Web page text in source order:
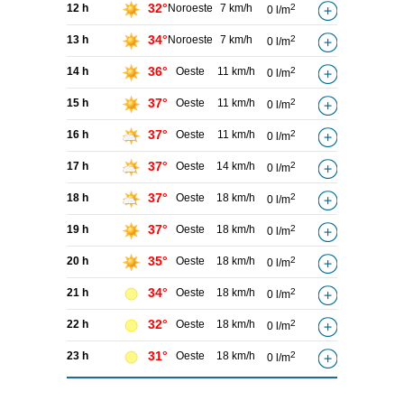
12 h 32° Noroeste 7 km/h 0 l/m2
13 h 34° Noroeste 7 km/h 0 l/m2
14 h 36° Oeste 11 km/h 0 l/m2
15 h 37° Oeste 11 km/h 0 l/m2
16 h 37° Oeste 11 km/h 0 l/m2
17 h 37° Oeste 14 km/h 0 l/m2
18 h 37° Oeste 18 km/h 0 l/m2
19 h 37° Oeste 18 km/h 0 l/m2
20 h 35° Oeste 18 km/h 0 l/m2
21 h 34° Oeste 18 km/h 0 l/m2
22 h 32° Oeste 18 km/h 0 l/m2
23 h 31° Oeste 18 km/h 0 l/m2